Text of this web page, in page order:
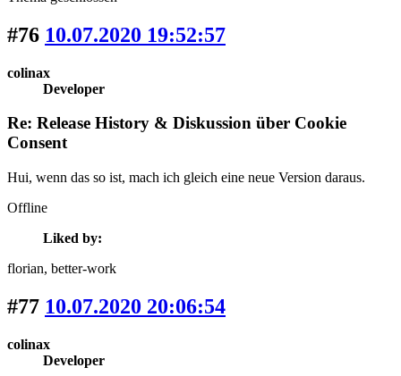
#76 10.07.2020 19:52:57
colinax
Developer
Re: Release History & Diskussion über Cookie
Consent
Hui, wenn das so ist, mach ich gleich eine neue Version daraus.
Offline
Liked by:
florian, better-work
#77 10.07.2020 20:06:54
colinax
Developer